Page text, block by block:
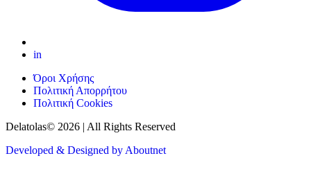
in
Όροι Χρήσης
Πολιτική Απορρήτου
Πολιτική Cookies
Delatolas© 2026 | All Rights Reserved
Developed & Designed by Aboutnet